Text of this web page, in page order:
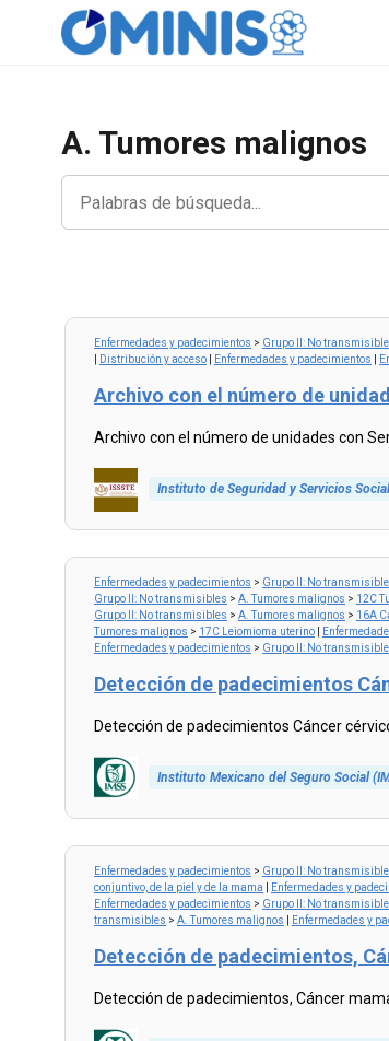
A. Tumores malignos
Enfermedades y padecimientos > Grupo II: No
Distribución y acceso Enfermedades y padecimientos
Archivo con el número de
Archivo con el número de unidades con
Instituto de Seguridad y Servicios
Enfermedades y padecimientos > Grupo II: No
Grupo II: No transmisibles > A. Tumores malignos > 12C
Grupo II: No transmisibles > A. Tumores malignos > 16A
Tumores malignos > 17C Leiomioma uterino
Enfermedades y padecimientos > Grupo II: No
Detección de padecimientos
Detección de padecimientos Cáncer
Instituto Mexicano del Seguro Social
Enfermedades y padecimientos > Grupo II: No
conjuntivo, de la piel y de la mama
Enfermedades y
Enfermedades y padecimientos > Grupo II: No
transmisibles > A. Tumores malignos Enfermedades y
Detección de padecimientos,
Detección de padecimientos, Cáncer